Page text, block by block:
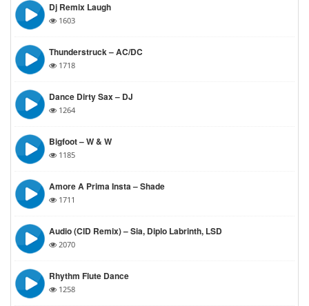
Dj Remix Laugh
1603
Thunderstruck – AC/DC
1718
Dance Dirty Sax – DJ
1264
Bigfoot – W & W
1185
Amore A Prima Insta – Shade
1711
Audio (CID Remix) – Sia, Diplo Labrinth, LSD
2070
Rhythm Flute Dance
1258